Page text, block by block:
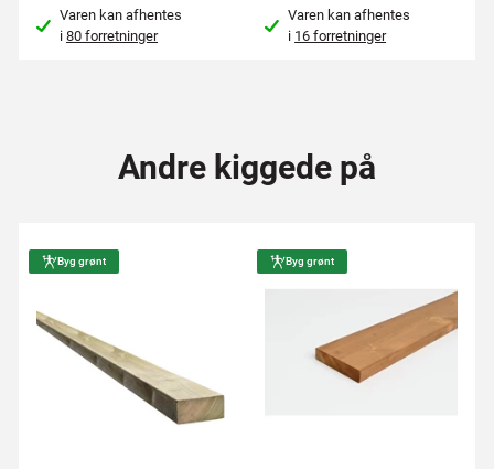
Varen kan afhentes
i80 forretninger
Varen kan afhentes
i 16 forretninger
Andre kiggede på
Byg grønt Byg grønt